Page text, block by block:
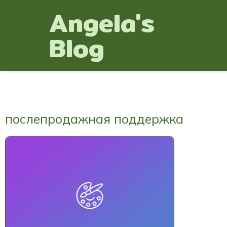
Angela's
Blog
послепродажная поддержка